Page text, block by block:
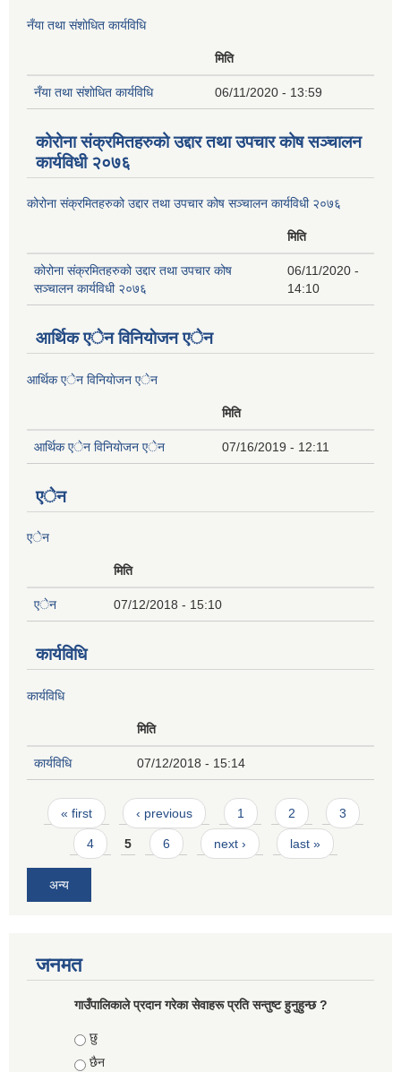
नँया तथा स‌ंशाेधित कार्यविधि
मिति
नँया तथा स‌ंशाेधित कार्यविधि 06/11/2020 - 13:59
कोरोना संक्रमितहरुको उद्दार तथा उपचार कोष सञ्चालन
कार्यविधी २०७६
कोरोना संक्रमितहरुको उद्दार तथा उपचार कोष सञ्चालन कार्यविधी २०७६
मिति
कोरोना संक्रमितहरुको उद्दार तथा उपचार कोष
सञ्चालन कार्यविधी २०७६
06/11/2020 -
14:10
आर्थिक एेन विनियाेजन एेन
आर्थिक एेन विनियाेजन एेन
मिति
आर्थिक एेन विनियाेजन एेन 07/16/2019 - 12:11
एेन
एेन
मिति
एेन 07/12/2018 - 15:10
कार्यविधि
कार्यविधि
मिति
कार्यविधि 07/12/2018 - 15:14
Pages
« first ‹ previous 1 2 3
4 5 6 next › last »
अन्य
जनमत
गाउँपालिकाले प्रदान गरेका सेवाहरू प्रति सन्तुष्ट हुनुहुन्छ ?
Choices
छु
छैन